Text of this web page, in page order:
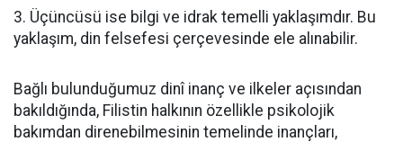
3. Üçüncüsü ise bilgi ve idrak temelli yaklaşımdır. Bu
yaklaşım, din felsefesi çerçevesinde ele alınabilir.
Bağlı bulunduğumuz dinî inanç ve ilkeler açısından
bakıldığında, Filistin halkının özellikle psikolojik
bakımdan direnebilmesinin temelinde inançları,